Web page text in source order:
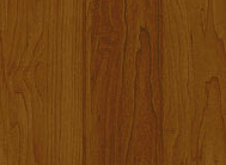
Aktion Roman erfolgreich
Hallo meine Lieben,